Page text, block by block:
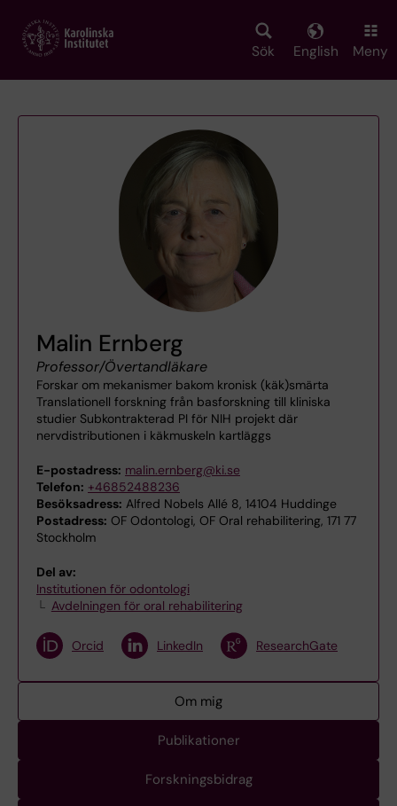
main
Sök English Meny
Malin Ernberg
Professor/Övertandläkare
Forskar om mekanismer bakom kronisk (käk)smärta
Translationell forskning från basforskning till kliniska
studier Subkontrakterad PI för NIH projekt där
nervdistributionen i käkmuskeln kartläggs
E-postadress: malin.ernberg@ki.se
Telefon: +46852488236
Besöksadress: Alfred Nobels Allé 8, 14104 Huddinge
Postadress: OF Odontologi, OF Oral rehabilitering, 171 77
Stockholm
Del av:
Institutionen för odontologi
Avdelningen för oral rehabilitering
Orcid LinkedIn ResearchGate
Om mig
Publikationer
Forskningsbidrag